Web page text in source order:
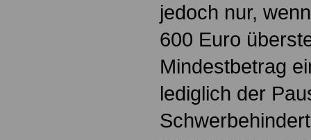
jedoch nur,
600 Euro
Mindestbetrag
lediglich der